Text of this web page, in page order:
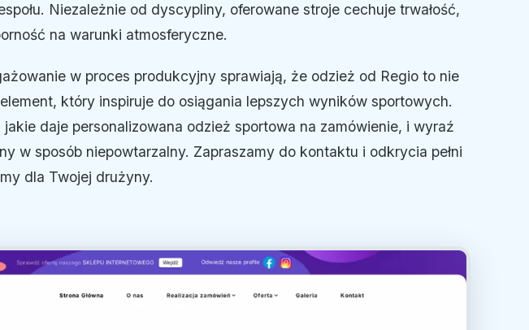
Niezależnie od dyscypliny, oferowane stroje cechuje trwałość,
na warunki atmosferyczne.
w proces produkcyjny sprawiają, że odzież od Regio to nie
który inspiruje do osiągania lepszych wyników sportowych.
daje personalizowana odzież sportowa na zamówienie, i wyraź
w sposób niepowtarzalny. Zapraszamy do kontaktu i odkrycia pełni
dla Twojej drużyny.